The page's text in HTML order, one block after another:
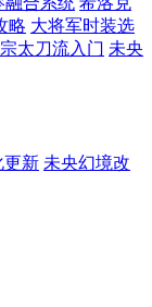
略 大将军时装选
太刀流入门 未央
更新 未央幻境改